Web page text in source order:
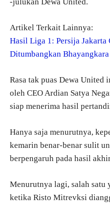
Artikel Terkait Lainnya:
Hasil Liga 1: Persija Jakarta
Ditumbangkan Bhayangkara
Rasa tak puas Dewa
oleh CEO Ardian Satya
siap menerima hasil
Hanya saja menurutnya,
kemarin benar-benar sulit
berpengaruh pada hasil
Menurutnya lagi, salah satu
ketika Risto Mitrevksi